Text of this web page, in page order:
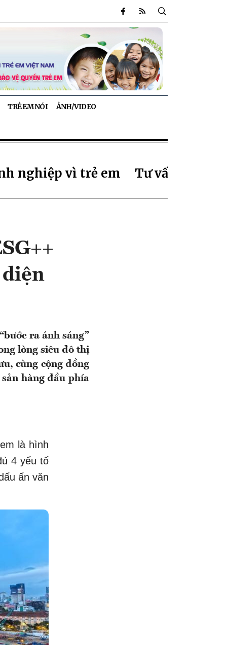
TRẺ EM NÓI ẢNH/VIDEO
nghiệp vì trẻ em Tư vấn
diện
ra ánh sáng”
lòng siêu đô thị
cùng cộng đồng
hàng đầu phía
là hình
4 yếu tố
ấn văn